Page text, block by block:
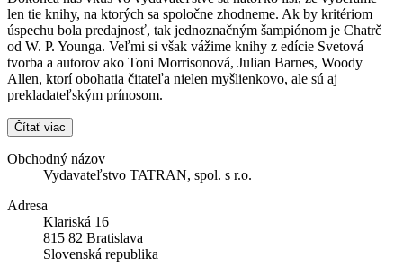
len tie knihy, na ktorých sa spoločne zhodneme. Ak by kritériom
úspechu bola predajnosť, tak jednoznačným šampiónom je Chatrč
od W. P. Younga. Veľmi si však vážime knihy z edície Svetová
tvorba a autorov ako Toni Morrisonová, Julian Barnes, Woody
Allen, ktorí obohatia čitateľa nielen myšlienkovo, ale sú aj
prekladateľským prínosom.
Čítať viac
Obchodný názov
Vydavateľstvo TATRAN, spol. s r.o.
Adresa
Klariská 16
815 82 Bratislava
Slovenská republika